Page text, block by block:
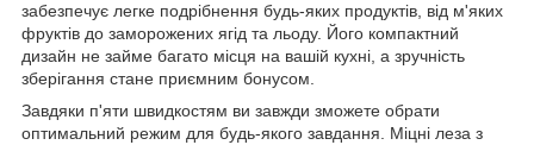
забезпечує легке подрібнення будь-яких продуктів, від м'яких
фруктів до заморожених ягід та льоду. Його компактний
дизайн не займе багато місця на вашій кухні, а зручність
зберігання стане приємним бонусом.
Завдяки п'яти швидкостям ви завжди зможете обрати
оптимальний режим для будь-якого завдання. Міцні леза з